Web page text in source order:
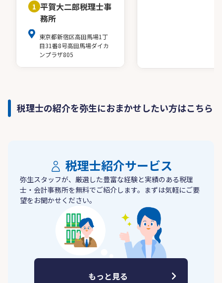
1 平賀大二郎税理士事
務所
東京都新宿区高田馬場1丁
目31番8号高田馬場ダイカ
ンプラザ805
税理士の紹介を弥生におまかせしたい方はこちら
税理士紹介サービス
弥生スタッフが、厳選した豊富な経験と実績のある税理
士・会計事務所を無料でご紹介します。まずは気軽にご要
望をお聞かせください。
もっと見る